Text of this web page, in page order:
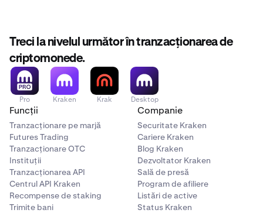
Treci la nivelul următor în tranzacționarea de
criptomonede.
Pro Kraken Krak Desktop
Funcții
Tranzacționare pe marjă
Futures Trading
Tranzacționare OTC
Instituții
Tranzacționarea API
Centrul API Kraken
Recompense de staking
Trimite bani
Companie
Securitate Kraken
Cariere Kraken
Blog Kraken
Dezvoltator Kraken
Sală de presă
Program de afiliere
Listări de active
Status Kraken